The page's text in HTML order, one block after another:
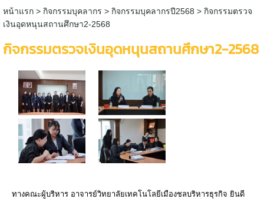
หน้าแรก> กิจกรรมบุคลากร > กิจกรรมบุคลากรปี2568 > กิจกรรมตรวจ
เงินอุดหนุนสถานศึกษา2-2568
กิจกรรมตรวจเงินอุดหนุนสถานศึกษา2-2568
ทางคณะผู้บริหาร อาจารย์วิทยาลัยเทคโนโลยีเมืองชลบริหารธุรกิจ ยินดี